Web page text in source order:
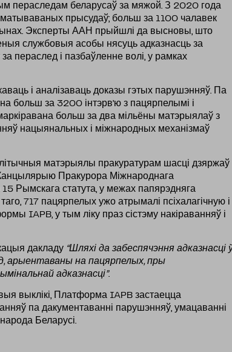
пераследам беларусаў за мяжой. З 2020 года
прысудаў; больш за 1100 чалавек
Эксперты ААН прыйшлі да высновы, што
службовыя асобы нясуць адказнасць за
пераслед і пазбаўленне волі, у рамках
і аналізаваць доказы гэтых парушэнняў. Па
больш за 3200 інтэрв’ю з пацярпелымі і
больш за два мільёны матэрыялаў з
нацыянальных і міжнародных механізмаў
матэрыялы пракуратурам шасці дзяржаў
Пракурора Міжнароднага
Рымскага статута, у межах папярэдняга
717 пацярпелых ужо атрымалі псіхалагічную і
IAPB, у тым ліку праз сістэму накіраванняў і
дакладу “Шляхі да забеспячэння адказнасці
арыентаваны на пацярпелых, пры
адказнасці”.
выклікі, Платформа IAPB застаецца
па дакументаванні парушэнняў, умацаванні
Беларусі.